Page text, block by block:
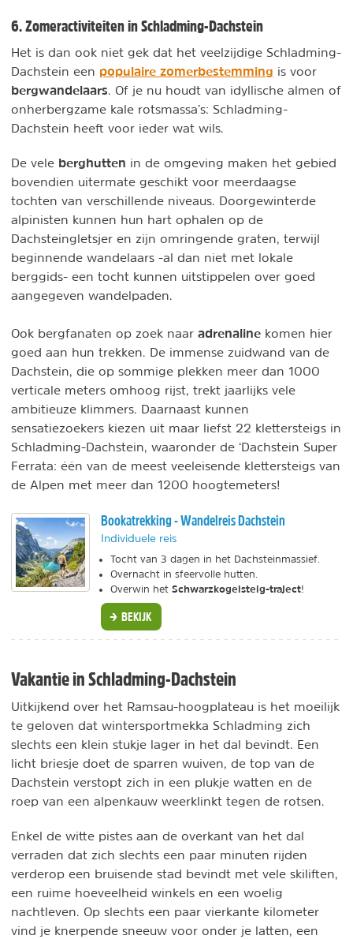
6. Zomeractiviteiten in Schladming-Dachstein
Het is dan ook niet gek dat het veelzijdige Schladming-
Dachstein een populaire zomerbestemming is voor
bergwandelaars. Of je nu houdt van idyllische almen of
onherbergzame kale rotsmassa’s: Schladming-
Dachstein heeft voor ieder wat wils.
De vele berghutten in de omgeving maken het gebied
bovendien uitermate geschikt voor meerdaagse
tochten van verschillende niveaus. Doorgewinterde
alpinisten kunnen hun hart ophalen op de
Dachsteingletsjer en zijn omringende graten, terwijl
beginnende wandelaars -al dan niet met lokale
berggids- een tocht kunnen uitstippelen over goed
aangegeven wandelpaden.
Ook bergfanaten op zoek naar adrenaline komen hier
goed aan hun trekken. De immense zuidwand van de
Dachstein, die op sommige plekken meer dan 1000
verticale meters omhoog rijst, trekt jaarlijks vele
ambitieuze klimmers. Daarnaast kunnen
sensatiezoekers kiezen uit maar liefst 22 klettersteigs in
Schladming-Dachstein, waaronder de ‘Dachstein Super
Ferrata: één van de meest veeleisende klettersteigs van
de Alpen met meer dan 1200 hoogtemeters!
Bookatrekking - Wandelreis Dachstein
Individuele reis
Tocht van 3 dagen in het Dachsteinmassief.
Overnacht in sfeervolle hutten.
Overwin het Schwarzkogelsteig-traject!
BEKIJK
Vakantie in Schladming-Dachstein
Uitkijkend over het Ramsau-hoogplateau is het moeilijk
te geloven dat wintersportmekka Schladming zich
slechts een klein stukje lager in het dal bevindt. Een
licht briesje doet de sparren wuiven, de top van de
Dachstein verstopt zich in een plukje watten en de
roep van een alpenkauw weerklinkt tegen de rotsen.
Enkel de witte pistes aan de overkant van het dal
verraden dat zich slechts een paar minuten rijden
verderop een bruisende stad bevindt met vele skiliften,
een ruime hoeveelheid winkels en een woelig
nachtleven. Op slechts een paar vierkante kilometer
vind je knerpende sneeuw voor onder je latten, een